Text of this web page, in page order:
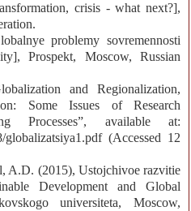
crisis - what next?],
problemy sovremennosti
Prospekt, Moscow, Russian
and Regionalization,
Some Issues of Research
Processes”, available at:
globalizatsiya1.pdf (Accessed 12
A.D. (2015), Ustojchivoe razvitie
Development and Global
universiteta, Moscow,